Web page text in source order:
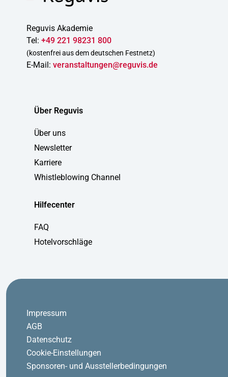
Reguvis Akademie
Tel: +49 221 98231 800
(kostenfrei aus dem deutschen Festnetz)
E-Mail: veranstaltungen@reguvis.de
Über Reguvis
Über uns
Newsletter
Karriere
Whistleblowing Channel
Hilfecenter
FAQ
Hotelvorschläge
Impressum
AGB
Datenschutz
Cookie-Einstellungen
Sponsoren- und Ausstellerbedingungen